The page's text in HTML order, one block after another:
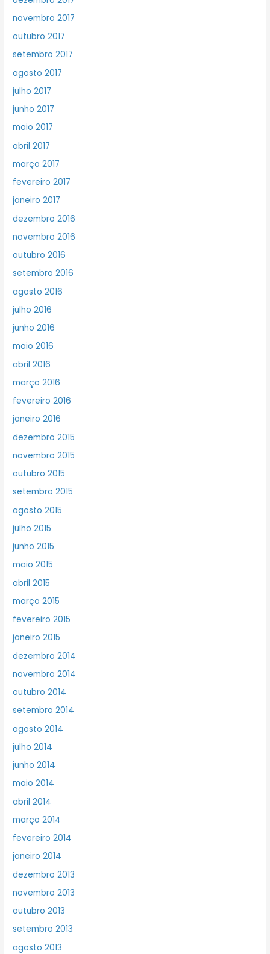
novembro 2017
outubro 2017
setembro 2017
agosto 2017
julho 2017
junho 2017
maio 2017
abril 2017
março 2017
fevereiro 2017
janeiro 2017
dezembro 2016
novembro 2016
outubro 2016
setembro 2016
agosto 2016
julho 2016
junho 2016
maio 2016
abril 2016
março 2016
fevereiro 2016
janeiro 2016
dezembro 2015
novembro 2015
outubro 2015
setembro 2015
agosto 2015
julho 2015
junho 2015
maio 2015
abril 2015
março 2015
fevereiro 2015
janeiro 2015
dezembro 2014
novembro 2014
outubro 2014
setembro 2014
agosto 2014
julho 2014
junho 2014
maio 2014
abril 2014
março 2014
fevereiro 2014
janeiro 2014
dezembro 2013
novembro 2013
outubro 2013
setembro 2013
agosto 2013